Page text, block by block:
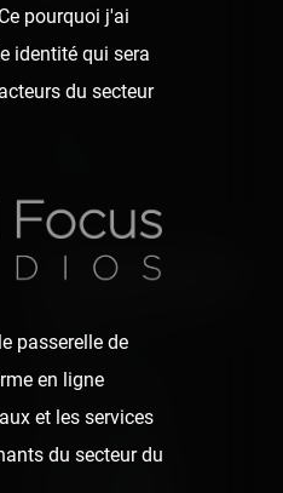
Home
Posts
Videos
Let's keep in touch
Newsletter
pourquoi j'ai
identité qui sera
du secteur
passerelle de
en ligne
et les services
du secteur du